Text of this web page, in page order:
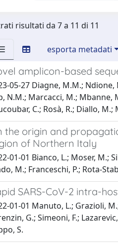
risultati da 7 a 11 di 11
esporta metadati
amplicon-based
05-27 Diagne, M.M.; Ndione,
N.M.; Marcacci, M.; Mbanne,
C.; Rosà, R.; Diallo, M.;
the origin and
of Northern Italy
01-01 Bianco, L.; Moser, M.;
M.; Franceschi, P.; Rota-
SARS-CoV-2 intra-
01-01 Manuto, L.; Grazioli,
G.; Simeoni, F.;
S.